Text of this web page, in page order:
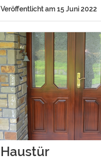
Veröffentlicht am 15 Juni 2022
Haustür